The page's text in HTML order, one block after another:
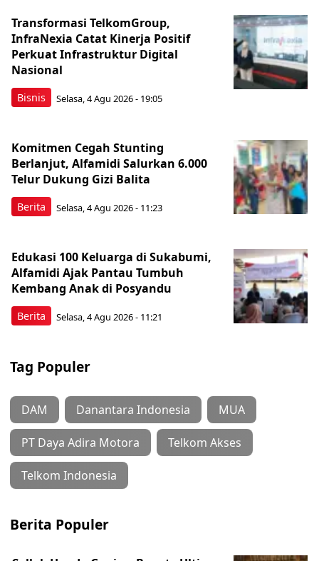
Bisnis
Transformasi TelkomGroup,
InfraNexia Catat Kinerja Positif
Perkuat Infrastruktur Digital
Nasional
Selasa, 4 Agu 2026 - 19:05
Berita
Komitmen Cegah Stunting
Berlanjut, Alfamidi Salurkan 6.000
Telur Dukung Gizi Balita
Selasa, 4 Agu 2026 - 11:23
Berita
Edukasi 100 Keluarga di Sukabumi,
Alfamidi Ajak Pantau Tumbuh
Kembang Anak di Posyandu
Selasa, 4 Agu 2026 - 11:21
Tag Populer
DAM Danantara Indonesia MUA
PT Daya Adira Motora Telkom Akses
Telkom Indonesia
Berita Populer